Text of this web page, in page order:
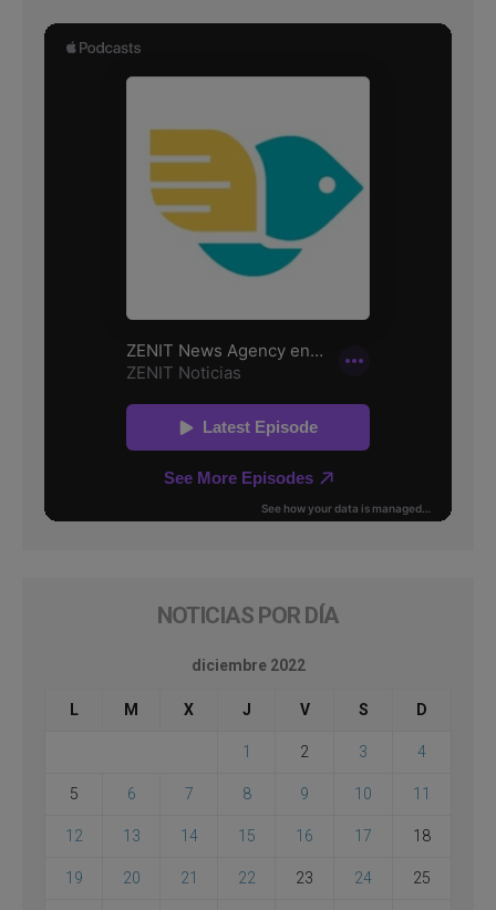
NOTICIAS POR DÍA
diciembre 2022
L M X J V S D
1 2 3 4
5 6 7 8 9 10 11
12 13 14 15 16 17 18
19 20 21 22 23 24 25